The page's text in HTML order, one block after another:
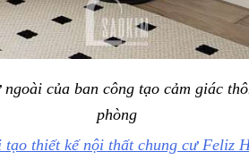
của ban công tạo cảm giác
phòng
tạo thiết kế nội thất chung cư Feliz